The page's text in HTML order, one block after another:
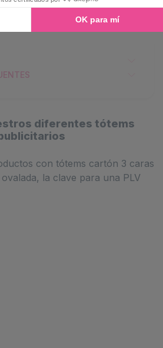
diferentes tótems
con tótems cartón 3 caras
la clave para una PLV